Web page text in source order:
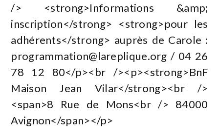
/> <strong>Informations &amp;
inscription</strong> <strong>pour les
adhérents</strong> auprès de Carole :
programmation@lareplique.org / 04 26
78 12 80</p><br /><p><strong>BnF
Maison Jean Vilar</strong><br />
<span>8 Rue de Mons<br /> 84000
Avignon</span></p>